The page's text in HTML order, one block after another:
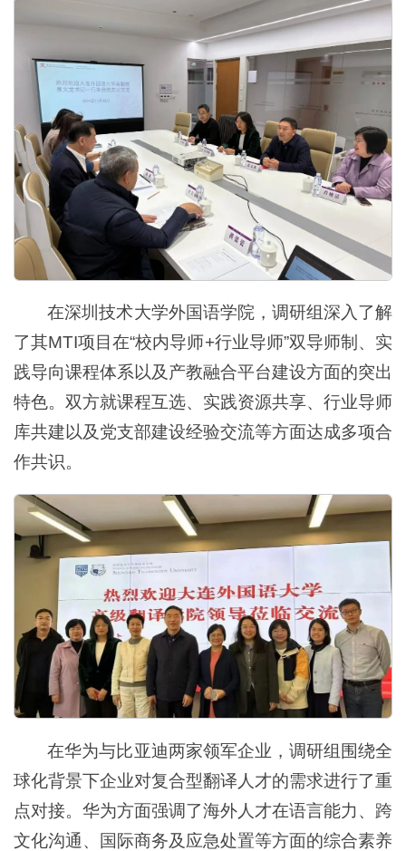
在深圳技术大学外国语学院，调研组深入了解
了其MTI项目在“校内导师+行业导师”双导师制、实
践导向课程体系以及产教融合平台建设方面的突出
特色。双方就课程互选、实践资源共享、行业导师
库共建以及党支部建设经验交流等方面达成多项合
作共识。
在华为与比亚迪两家领军企业，调研组围绕全
球化背景下企业对复合型翻译人才的需求进行了重
点对接。华为方面强调了海外人才在语言能力、跨
文化沟通、国际商务及应急处置等方面的综合素养